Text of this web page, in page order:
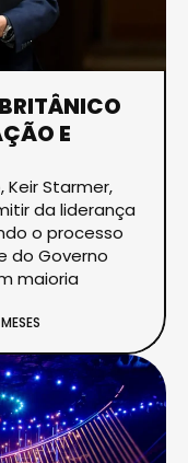
E
Starmer,
da liderança
o processo
do Governo
maioria